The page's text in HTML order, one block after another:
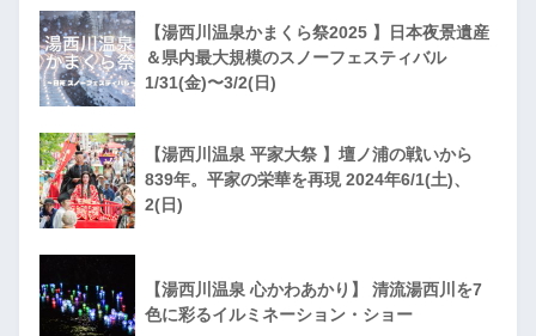
【湯西川温泉かまくら祭2025 】日本夜景遺産
＆県内最大規模のスノーフェスティバル
1/31(金)〜3/2(日)
【湯西川温泉 平家大祭 】壇ノ浦の戦いから
839年。平家の栄華を再現 2024年6/1(土)、
2(日)
【湯西川温泉 心かわあかり】 清流湯西川を7
色に彩るイルミネーション・ショー